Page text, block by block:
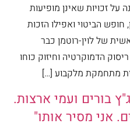
זכויות שאינן מופיעות
חופש הביטוי ואפילו הזכות
של לוין-רוטמן כבר
הדמוקרטיה וחיזוק כוחו
מתחמקת מלקבוע […]
בורים ועמי ארצות.
אני מסיר אותו"